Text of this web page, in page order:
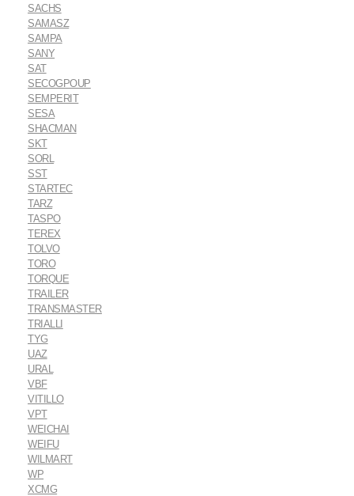
SACHS
SAMASZ
SAMPA
SANY
SAT
SECOGPOUP
SEMPERIT
SESA
SHACMAN
SKT
SORL
SST
STARTEC
TARZ
TASPO
TEREX
TOLVO
TORO
TORQUE
TRAILER
TRANSMASTER
TRIALLI
TYG
UAZ
URAL
VBF
VITILLO
VPT
WEICHAI
WEIFU
WILMART
WP
XCMG